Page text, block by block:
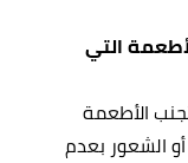
التي
الأطعمة
الشعور بعدم